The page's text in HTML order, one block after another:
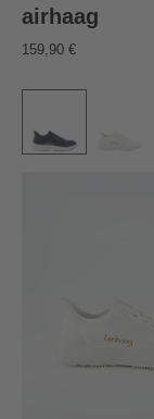
airhaag
159,90 €